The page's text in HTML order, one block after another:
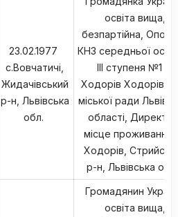
23.02.1977
с.Вовчатичі,
Жидачівський
р-н, Львівська
обл.
освіта вища,
безпартійна,
КНЗ середньої
ІІІ ступеня №1 м.
Ходорів
міської ради
області,
місце проживання:
Ходорів,
р-н, Львівська
Громадянин
освіта вища,